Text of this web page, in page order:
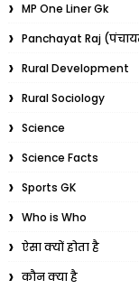
MP One Liner Gk
Panchayat Raj
Rural Development
Rural Sociology
Science
Science Facts
Sports GK
Who is Who
ऐसा क्यों होता है
कौन क्या है